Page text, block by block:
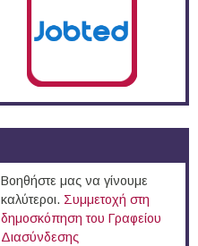
Βοηθήστε μας να γίνουμε
καλύτεροι. Συμμετοχή στη
δημοσκόπηση του Γραφείου
Διασύνδεσης